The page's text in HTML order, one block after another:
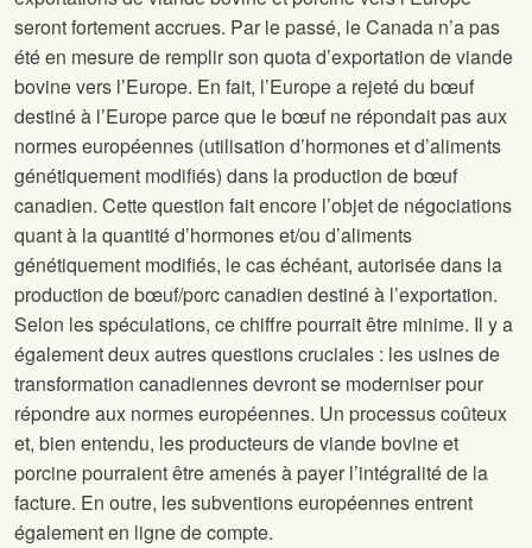
seront fortement accrues. Par le passé, le Canada n’a pas
été en mesure de remplir son quota d’exportation de viande
bovine vers l’Europe. En fait, l’Europe a rejeté du bœuf
destiné à l’Europe parce que le bœuf ne répondait pas aux
normes européennes (utilisation d’hormones et d’aliments
génétiquement modifiés) dans la production de bœuf
canadien. Cette question fait encore l’objet de négociations
quant à la quantité d’hormones et/ou d’aliments
génétiquement modifiés, le cas échéant, autorisée dans la
production de bœuf/porc canadien destiné à l’exportation.
Selon les spéculations, ce chiffre pourrait être minime. Il y a
également deux autres questions cruciales : les usines de
transformation canadiennes devront se moderniser pour
répondre aux normes européennes. Un processus coûteux
et, bien entendu, les producteurs de viande bovine et
porcine pourraient être amenés à payer l’intégralité de la
facture. En outre, les subventions européennes entrent
également en ligne de compte.